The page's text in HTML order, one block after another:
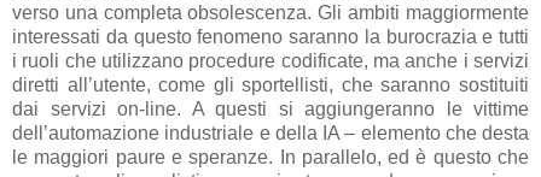
verso una completa obsolescenza. Gli ambiti maggiormente
interessati da questo fenomeno saranno la burocrazia e tutti
i ruoli che utilizzano procedure codificate, ma anche i servizi
diretti all’utente, come gli sportellisti, che saranno sostituiti
dai servizi on-line. A questi si aggiungeranno le vittime
dell’automazione industriale e della IA – elemento che desta
le maggiori paure e speranze. In parallelo, ed è questo che